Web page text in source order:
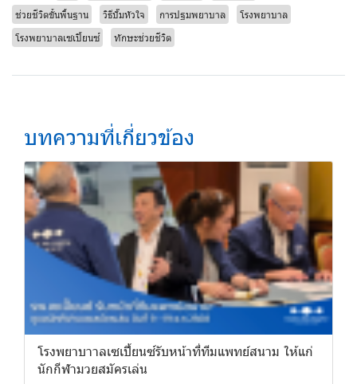
ช่วยชีวิตขั้นพื้นฐาน
วิธีปั๊มหัวใจ การปฐมพยาบาล
โรงพยาบาล
โรงพยาบาลเซเปี้ยนซ์
ทักษะช่วยชีวิต
บทความที่เกี่ยวข้อง
โรงพยาบาาลเซเปี้ยนซ์รับหน้าที่ทีมแพทย์สนาม ให้แก่
นักกีฬามวยสมัครเล่น